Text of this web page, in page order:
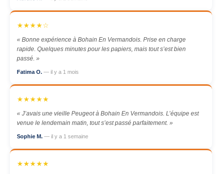
★★★★☆
« Bonne expérience à Bohain En Vermandois. Prise en charge
rapide. Quelques minutes pour les papiers, mais tout s’est bien
passé. »
Fatima O. — il y a 1 mois
★★★★★
« J’avais une vieille Peugeot à Bohain En Vermandois. L’équipe est
venue le lendemain matin, tout s’est passé parfaitement. »
Sophie M. — il y a 1 semaine
★★★★★